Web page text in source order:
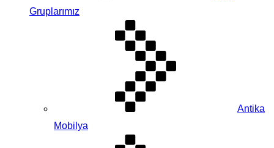
Gruplarımız
Antika
Mobilya